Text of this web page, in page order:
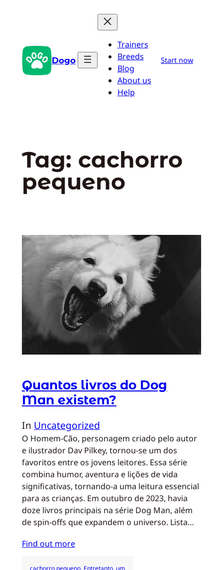
conteúdo Dogo
Trainers
Breeds
Blog
About us
Help
Start now
Tag: cachorro
pequeno
Quantos livros do Dog
Man existem?
In Uncategorized
O Homem-Cão, personagem criado pelo autor
e ilustrador Dav Pilkey, tornou-se um dos
favoritos entre os jovens leitores. Essa série
combina humor, aventura e lições de vida
significativas, tornando-a uma leitura essencial
para as crianças. Em outubro de 2023, havia
doze livros principais na série Dog Man, além
de spin-offs que expandem o universo. Lista…
Find out more